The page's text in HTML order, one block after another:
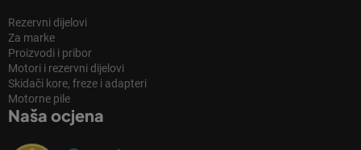
Rezervni dijelovi
Za marke
Proizvodi i pribor
Motori i rezervni dijelovi
Skidači kore, freze i adapteri
Motorne pile
Naša ocjena